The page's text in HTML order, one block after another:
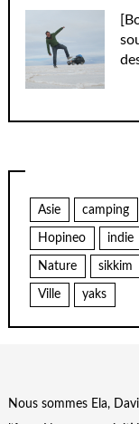
Asie camping
Hopineo indie
Nature sikkim
Ville yaks
Nous sommes Ela,